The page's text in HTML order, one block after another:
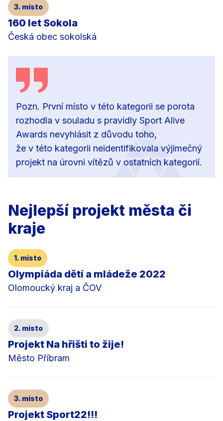
3. místo
160 let Sokola
Česká obec sokolská
Pozn. První místo v této kategorii se porota
rozhodla v souladu s pravidly Sport Alive
Awards nevyhlásit z důvodu toho,
že v této kategorii neidentifikovala výjimečný
projekt na úrovni vítězů v ostatních kategorií.
Nejlepší projekt města či
kraje
1. místo
Olympiáda dětí a mládeže 2022
Olomoucký kraj a ČOV
2. místo
Projekt Na hřišti to žije!
Město Příbram
3. místo
Projekt Sport22!!!